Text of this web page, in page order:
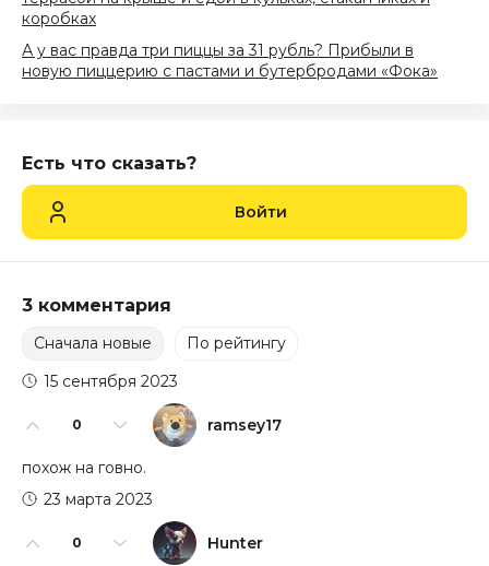
коробках
А у вас правда три пиццы за 31 рубль? Прибыли в
новую пиццерию с пастами и бутербродами «Фока»
Есть что сказать?
Войти
3 комментария
Сначала новые По рейтингу
0 ramsey17
15 сентября 2023
похож на говно.
0 Hunter
23 марта 2023